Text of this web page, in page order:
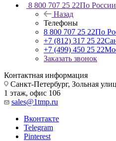
8 800 707 25 22По России
Назад
Телефоны
8 800 707 25 22По
+7 (812) 317 25 22
+7 (499) 450 25 22
Заказать звонок
Контактная информация
Санкт-Петербург, Зольная
1 этаж, офис 106
sales@1tmp.ru
Вконтакте
Telegram
Pinterest